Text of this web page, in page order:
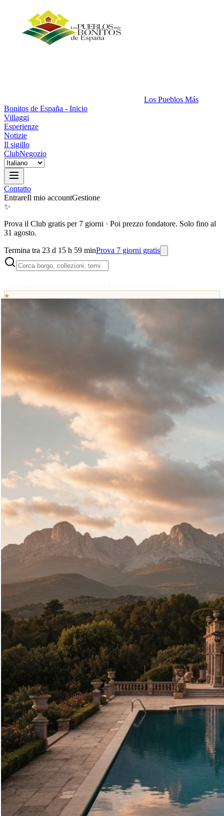
Los Pueblos Más
Bonitos de España - Inicio
Villaggi
Esperienze
Notizie
Il sigillo
ClubNegozio
Contatto
EntrareIl mio accountGestione
✨
Prova il Club gratis per 7 giorni · Poi prezzo fondatore. Solo fino al
31 agosto.
Termina tra 23 d 15 h 59 minProva 7 giorni gratis